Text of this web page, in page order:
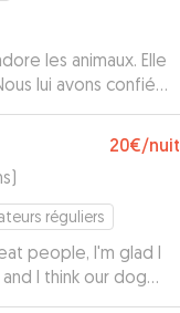
les animaux. Elle
lui avons confié
Elle a pris soin de
Merci !
20€/nuit
)
réguliers
people, I'm glad I
I think our dog
our puppy as it